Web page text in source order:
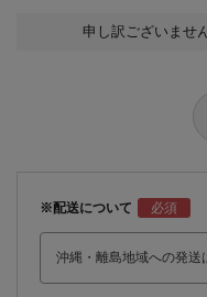
申し訳ございませ
※配送について